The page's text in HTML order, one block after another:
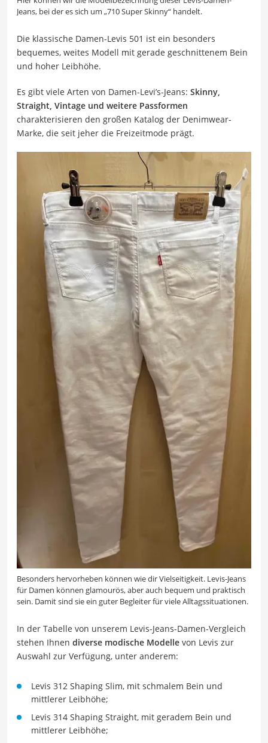
Jeans, bei der es sich um „710 Super Skinny“ handelt.
Die klassische Damen-Levis 501 ist ein besonders
bequemes, weites Modell mit gerade geschnittenem Bein
und hoher Leibhöhe.
Es gibt viele Arten von Damen-Levi’s-Jeans: Skinny,
Straight, Vintage und weitere Passformen
charakterisieren den großen Katalog der Denimwear-
Marke, die seit jeher die Freizeitmode prägt.
Besonders hervorheben können wie dir Vielseitigkeit. Levis-Jeans
für Damen können glamourös, aber auch bequem und praktisch
sein. Damit sind sie ein guter Begleiter für viele Alltagssituationen.
In der Tabelle von unserem Levis-Jeans-Damen-Vergleich
stehen Ihnen diverse modische Modelle von Levis zur
Auswahl zur Verfügung, unter anderem:
Levis 312 Shaping Slim, mit schmalem Bein und
mittlerer Leibhöhe;
Levis 314 Shaping Straight, mit geradem Bein und
mittlerer Leibhöhe;